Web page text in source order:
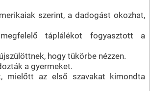
szerint, a dadogást okozhat,
táplálékot fogyasztott a
hogy tükörbe nézzen.
a gyermeket.
mielőtt az első szavakat kimondta